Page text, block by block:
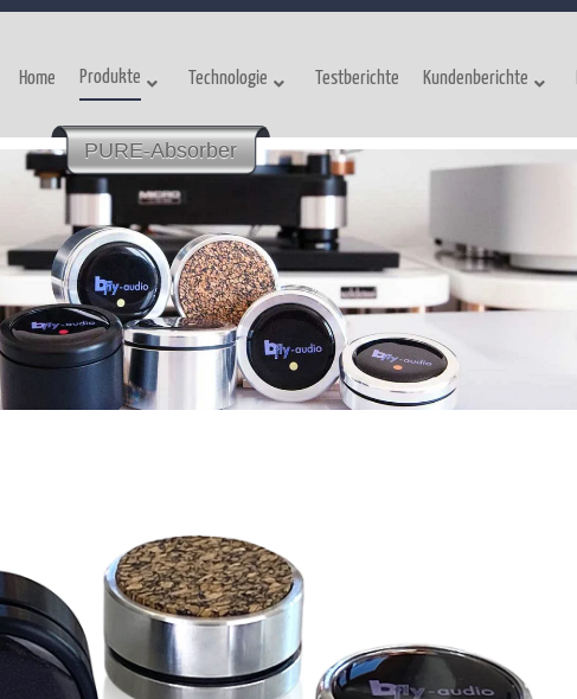
Home Produkte Technologie Testberichte Kundenberichte
PURE-Absorber